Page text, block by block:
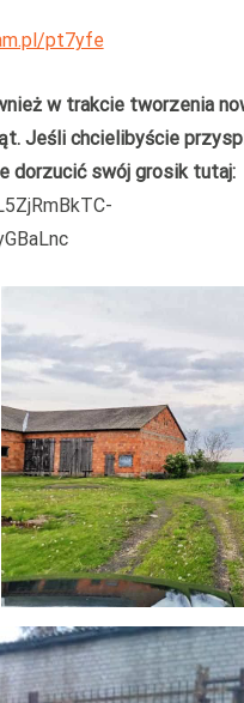
pt7yfe
w trakcie tworzenia
Jeśli chcielibyście
dorzucić swój grosik tutaj: